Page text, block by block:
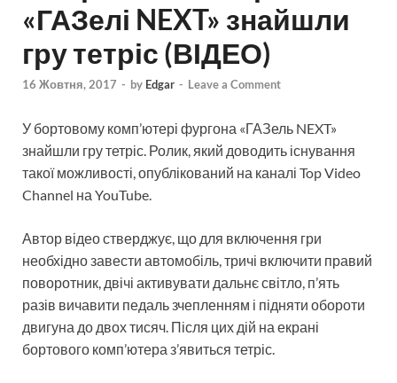
«ГАЗелі NEXT» знайшли
гру тетріс (ВІДЕО)
16 Жовтня, 2017 - by Edgar - Leave a Comment
У бортовому комп’ютері фургона «ГАЗель NEXT»
знайшли гру тетріс. Ролик, який доводить існування
такої можливості, опублікований на каналі Top Video
Channel на YouTube.
Автор відео стверджує, що для включення гри
необхідно завести автомобіль, тричі включити правий
поворотник, двічі активувати дальнє світло, п’ять
разів вичавити педаль зчепленням і підняти обороти
двигуна до двох тисяч. Після цих дій на екрані
бортового комп’ютера з’явиться тетріс.